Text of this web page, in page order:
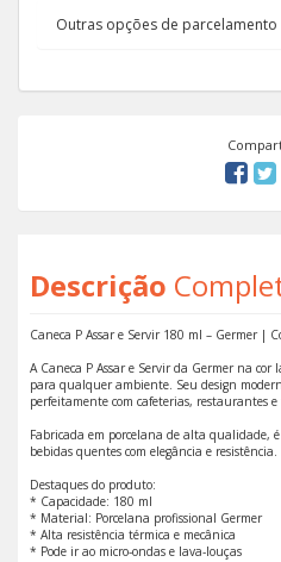
Outras opções de parcelamento
Descrição
Caneca P Assar e Servir 180 ml – Germer |
A Caneca P Assar e Servir da Germer na
para qualquer ambiente. Seu design
perfeitamente com cafeterias, restaurantes e
Fabricada em porcelana de alta qualidade,
bebidas quentes com elegância e resistência.
Destaques do produto:
* Capacidade: 180 ml
* Material: Porcelana profissional Germer
* Alta resistência térmica e mecânica
* Pode ir ao micro-ondas e lava-louças